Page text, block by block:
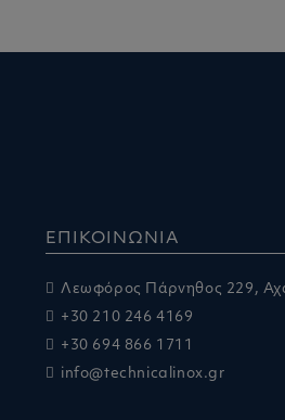
ΕΠΙΚΟΙΝΩΝΙΑ
Λεωφόρος Πάρνηθος 229,
+30 210 246 4169
+30 694 866 1711
info@technicalinox.gr